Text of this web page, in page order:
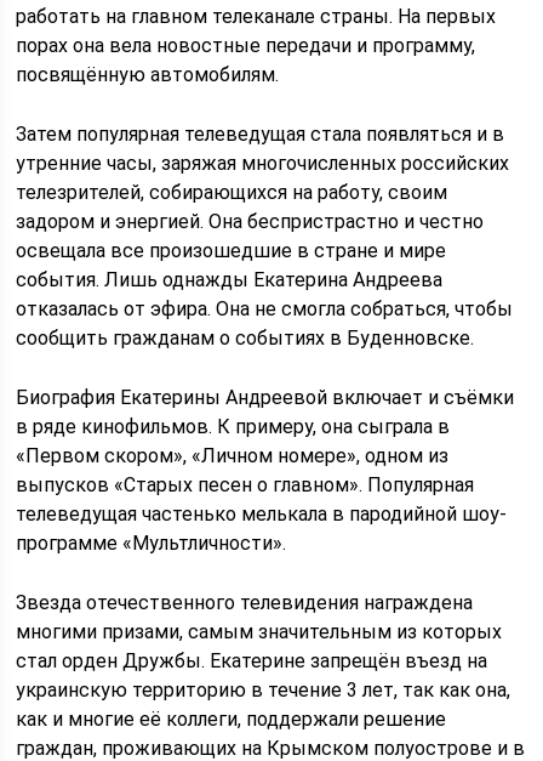
работать на главном телеканале страны. На первых
порах она вела новостные передачи и программу,
посвящённую автомобилям.
Затем популярная телеведущая стала появляться и в
утренние часы, заряжая многочисленных российских
телезрителей, собирающихся на работу, своим
задором и энергией. Она беспристрастно и честно
освещала все произошедшие в стране и мире
события. Лишь однажды Екатерина Андреева
отказалась от эфира. Она не смогла собраться, чтобы
сообщить гражданам о событиях в Буденновске.
Биография Екатерины Андреевой включает и съёмки
в ряде кинофильмов. К примеру, она сыграла в
«Первом скором», «Личном номере», одном из
выпусков «Старых песен о главном». Популярная
телеведущая частенько мелькала в пародийной шоу-
программе «Мультличности».
Звезда отечественного телевидения награждена
многими призами, самым значительным из которых
стал орден Дружбы. Екатерине запрещён въезд на
украинскую территорию в течение 3 лет, так как она,
как и многие её коллеги, поддержали решение
граждан, проживающих на Крымском полуострове и в